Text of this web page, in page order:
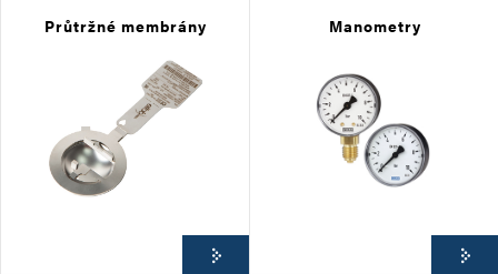
Průtržné membrány Manometry